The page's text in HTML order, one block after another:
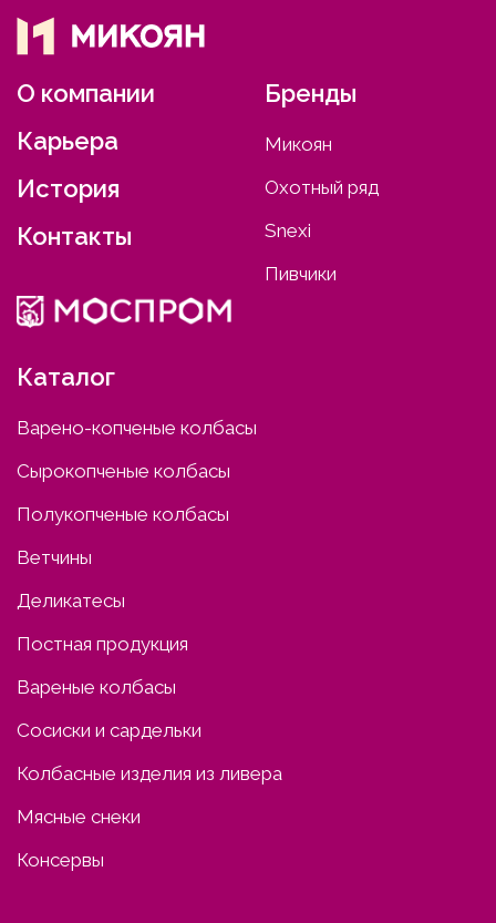
О компании
Карьера
История
Контакты
Бренды
Микоян
Охотный ряд
Snexi
Пивчики
Каталог
Варено-копченые колбасы
Сырокопченые колбасы
Полукопченые колбасы
Ветчины
Деликатесы
Постная продукция
Вареные колбасы
Сосиски и сардельки
Колбасные изделия из ливера
Мясные снеки
Консервы